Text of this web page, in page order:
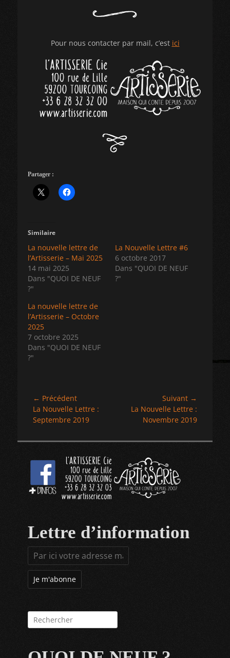
Pour nous contacter par mail, c’est ici
Partager :
Similaire
La nouvelle lettre de
l’Artisserie – Mai 2025
14 mai 2025
Dans "QUOI DE NEUF
?"
La Nouvelle Lettre #6
6 octobre 2017
Dans "QUOI DE NEUF
?"
La nouvelle lettre de
l’Artisserie – Octobre
2025
7 octobre 2025
Dans "QUOI DE NEUF
?"
Navigation
de
l’article
← Précédent
Article
précédent :
La Nouvelle Lettre :
Septembre 2019
Suivant →
Article
suivant :
La Nouvelle Lettre :
Novembre 2019
Lettre d’information
Rechercher :